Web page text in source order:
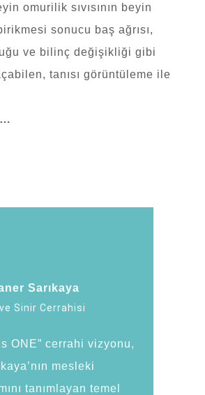
omurilik sıvısının beyin
sonucu baş ağrısı,
ve bilinç değişikliği gibi
tanısı görüntüleme ile
Sarıkaya
Sinir Cerrahisi
ONE” cerrahi vizyonu,
mesleki
tanımlayan temel